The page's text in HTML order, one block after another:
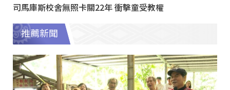
司馬庫斯校舍無照卡關22年 衝擊童受教權
推薦新聞